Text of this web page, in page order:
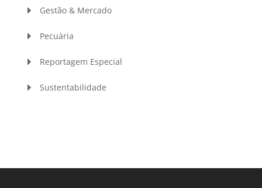
Gestão & Mercado
Pecuária
Reportagem Especial
Sustentabilidade